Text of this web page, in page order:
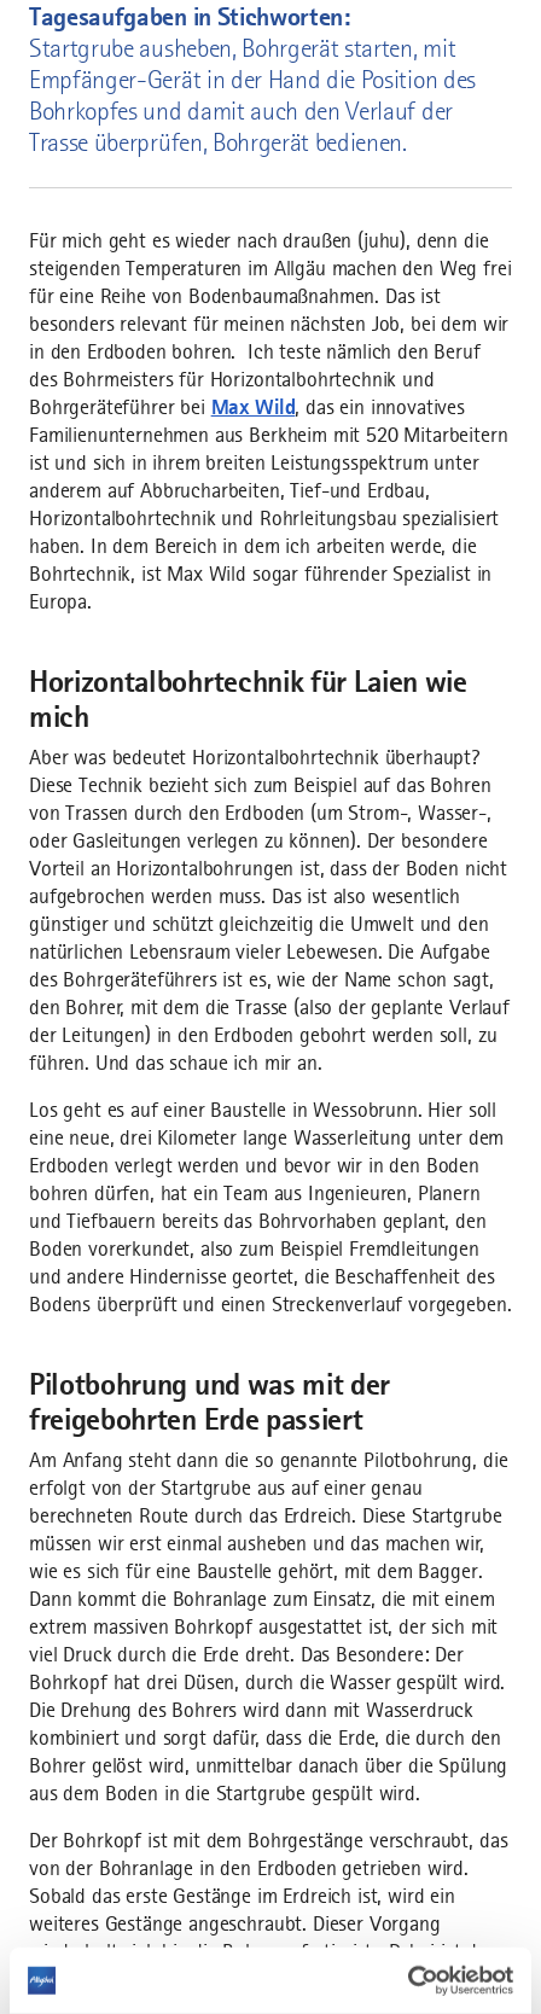
Tagesaufgaben in Stichworten:
Startgrube ausheben, Bohrgerät starten, mit
Empfänger-Gerät in der Hand die Position des
Bohrkopfes und damit auch den Verlauf der
Trasse überprüfen, Bohrgerät bedienen.
Für mich geht es wieder nach draußen (juhu), denn die
steigenden Temperaturen im Allgäu machen den Weg frei
für eine Reihe von Bodenbaumaßnahmen. Das ist
besonders relevant für meinen nächsten Job, bei dem wir
in den Erdboden bohren. Ich teste nämlich den Beruf
des Bohrmeisters für Horizontalbohrtechnik und
Bohrgeräteführer bei Max Wild, das ein innovatives
Familienunternehmen aus Berkheim mit 520 Mitarbeitern
ist und sich in ihrem breiten Leistungsspektrum unter
anderem auf Abbrucharbeiten, Tief-und Erdbau,
Horizontalbohrtechnik und Rohrleitungsbau spezialisiert
haben. In dem Bereich in dem ich arbeiten werde, die
Bohrtechnik, ist Max Wild sogar führender Spezialist in
Europa.
Horizontalbohrtechnik für Laien wie
mich
Aber was bedeutet Horizontalbohrtechnik überhaupt?
Diese Technik bezieht sich zum Beispiel auf das Bohren
von Trassen durch den Erdboden (um Strom-, Wasser-,
oder Gasleitungen verlegen zu können). Der besondere
Vorteil an Horizontalbohrungen ist, dass der Boden nicht
aufgebrochen werden muss. Das ist also wesentlich
günstiger und schützt gleichzeitig die Umwelt und den
natürlichen Lebensraum vieler Lebewesen. Die Aufgabe
des Bohrgeräteführers ist es, wie der Name schon sagt,
den Bohrer, mit dem die Trasse (also der geplante Verlauf
der Leitungen) in den Erdboden gebohrt werden soll, zu
führen. Und das schaue ich mir an.
Los geht es auf einer Baustelle in Wessobrunn. Hier soll
eine neue, drei Kilometer lange Wasserleitung unter dem
Erdboden verlegt werden und bevor wir in den Boden
bohren dürfen, hat ein Team aus Ingenieuren, Planern
und Tiefbauern bereits das Bohrvorhaben geplant, den
Boden vorerkundet, also zum Beispiel Fremdleitungen
und andere Hindernisse geortet, die Beschaffenheit des
Bodens überprüft und einen Streckenverlauf vorgegeben.
Pilotbohrung und was mit der
freigebohrten Erde passiert
Am Anfang steht dann die so genannte Pilotbohrung, die
erfolgt von der Startgrube aus auf einer genau
berechneten Route durch das Erdreich. Diese Startgrube
müssen wir erst einmal ausheben und das machen wir,
wie es sich für eine Baustelle gehört, mit dem Bagger.
Dann kommt die Bohranlage zum Einsatz, die mit einem
extrem massiven Bohrkopf ausgestattet ist, der sich mit
viel Druck durch die Erde dreht. Das Besondere: Der
Bohrkopf hat drei Düsen, durch die Wasser gespült wird.
Die Drehung des Bohrers wird dann mit Wasserdruck
kombiniert und sorgt dafür, dass die Erde, die durch den
Bohrer gelöst wird, unmittelbar danach über die Spülung
aus dem Boden in die Startgrube gespült wird.
Der Bohrkopf ist mit dem Bohrgestänge verschraubt, das
von der Bohranlage in den Erdboden getrieben wird.
Sobald das erste Gestänge im Erdreich ist, wird ein
weiteres Gestänge angeschraubt. Dieser Vorgang
wiederholt sich bis die Bohrung fertig ist. Dabei ist das
Gestänge so flexibel, dass sogar Richtungsänderungen